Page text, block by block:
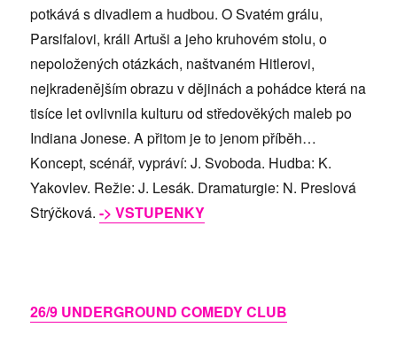
potkává s divadlem a hudbou. O Svatém grálu,
Parsifalovi, králi Artuši a jeho kruhovém stolu, o
nepoložených otázkách, naštvaném Hitlerovi,
nejkradenějším obrazu v dějinách a pohádce která na
tisíce let ovlivnila kulturu od středověkých maleb po
Indiana Jonese. A přitom je to jenom příběh…
Koncept, scénář, vypráví: J. Svoboda. Hudba: K.
Yakovlev. Režie: J. Lesák. Dramaturgie: N. Preslová
Strýčková. -> VSTUPENKY
26/9 UNDERGROUND COMEDY CLUB